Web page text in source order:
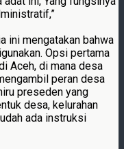
ini mengatakan bahwa
Opsi pertama
Aceh, di mana desa
peran desa
preseden yang
desa, kelurahan
ada instruksi